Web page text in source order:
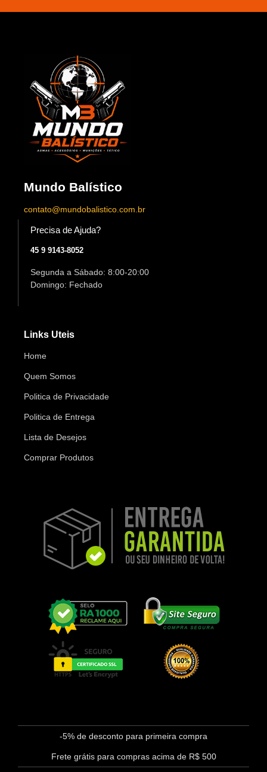
Mundo Balístico
contato@mundobalistico.com.br
Precisa de Ajuda?
45 9 9143-8052
Segunda a Sábado: 8:00-20:00
Domingo: Fechado
Links Uteis
Home
Quem Somos
Politica de Privacidade
Politica de Entrega
Lista de Desejos
Comprar Produtos
-5% de desconto para primeira compra
Frete grátis para compras acima de R$ 500